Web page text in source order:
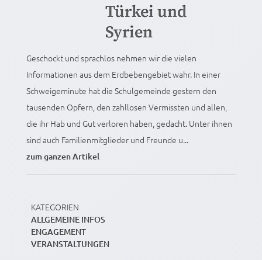
Türkei und
Syrien
Geschockt und sprachlos nehmen wir die vielen
Informationen aus dem Erdbebengebiet wahr. In einer
Schweigeminute hat die Schulgemeinde gestern den
tausenden Opfern, den zahllosen Vermissten und allen,
die ihr Hab und Gut verloren haben, gedacht. Unter ihnen
sind auch Familienmitglieder und Freunde u...
zum ganzen Artikel
KATEGORIEN
ALLGEMEINE INFOS
ENGAGEMENT
VERANSTALTUNGEN